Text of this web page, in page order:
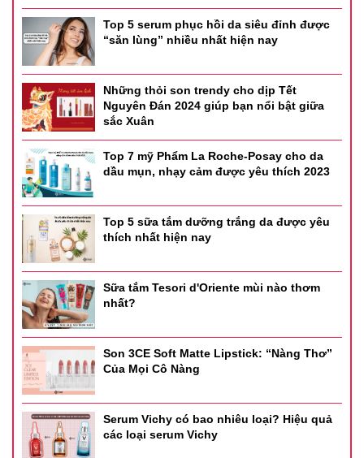
Top 5 serum phục hồi da siêu đỉnh được
“săn lùng” nhiều nhất hiện nay
Những thỏi son trendy cho dịp Tết
Nguyên Đán 2024 giúp bạn nổi bật giữa
sắc Xuân
Top 7 mỹ Phẩm La Roche-Posay cho da
dầu mụn, nhạy cảm được yêu thích 2023
Top 5 sữa tắm dưỡng trắng da được yêu
thích nhất hiện nay
Sữa tắm Tesori d'Oriente mùi nào thơm
nhất?
Son 3CE Soft Matte Lipstick: “Nàng Thơ”
Của Mọi Cô Nàng
Serum Vichy có bao nhiêu loại? Hiệu quả
các loại serum Vichy